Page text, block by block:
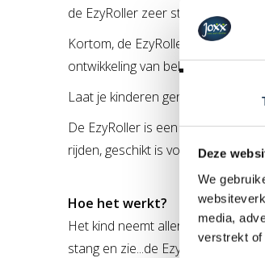
Deze
We
media,
verstrekt of
de EzyRoller zeer stabiel en
Kortom, de EzyRoller skelter is
ontwikkeling van belangrijke
Laat je kinderen genieten van
De EzyRoller is een product uit
rijden, geschikt is voor kinderen
Hoe het werkt?
Het kind neemt allereerst plaats
stang en zie...de EzyRoller